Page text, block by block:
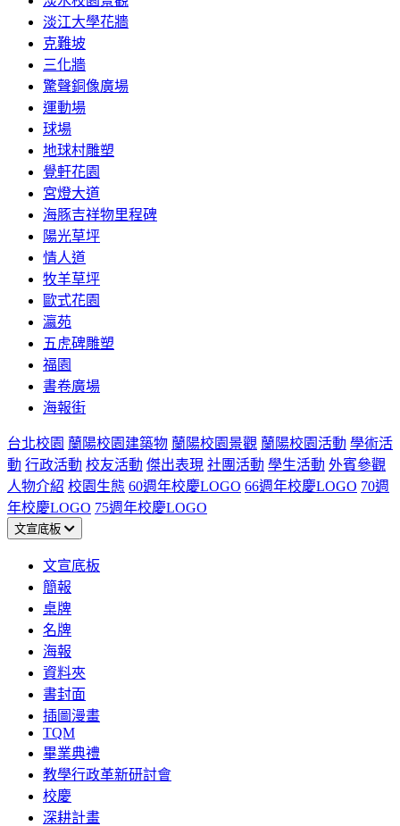
淡江大學花牆
克難坡
三化牆
驚聲銅像廣場
運動場
球場
地球村雕塑
覺軒花園
宮燈大道
海豚吉祥物里程碑
陽光草坪
情人道
牧羊草坪
歐式花園
瀛苑
五虎碑雕塑
福園
書卷廣場
海報街
台北校園 蘭陽校園建築物 蘭陽校園景觀 蘭陽校園活動 學術活
動 行政活動 校友活動 傑出表現 社團活動 學生活動 外賓參觀
人物介紹 校園生態 60週年校慶LOGO 66週年校慶LOGO 70週
年校慶LOGO 75週年校慶LOGO
文宣底板
文宣底板
簡報
桌牌
名牌
海報
資料夾
書封面
插圖漫畫
TQM
畢業典禮
教學行政革新研討會
校慶
深耕計畫